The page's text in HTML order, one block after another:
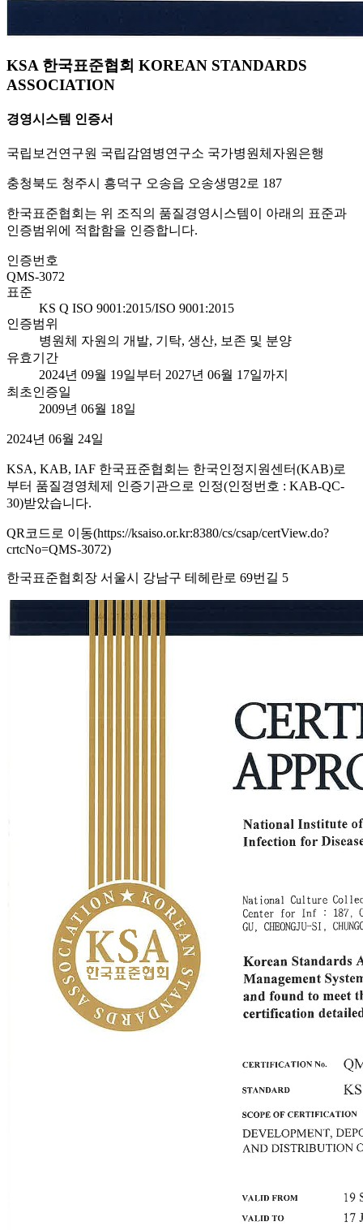
KSA 한국표준협회 KOREAN STANDARDS
ASSOCIATION
경영시스템 인증서
국립보건연구원 국립감염병연구소 국가병원체자원은행
충청북도 청주시 흥덕구 오송읍 오송생명2로 187
한국표준협회는 위 조직의 품질경영시스템이 아래의 표준과
인증범위에 적합함을 인증합니다.
인증번호
QMS-3072
표준
KS Q ISO 9001:2015/ISO 9001:2015
인증범위
병원체 자원의 개발, 기탁, 생산, 보존 및 분양
유효기간
2024년 09월 19일부터 2027년 06월 17일까지
최초인증일
2009년 06월 18일
2024년 06월 24일
KSA, KAB, IAF 한국표준협회는 한국인정지원센터(KAB)로
부터 품질경영체제 인증기관으로 인정(인정번호 : KAB-QC-
30)받았습니다.
QR코드로 이동(https://ksaiso.or.kr:8380/cs/csap/certView.do?
crtcNo=QMS-3072)
한국표준협회장 서울시 강남구 테헤란로 69번길 5